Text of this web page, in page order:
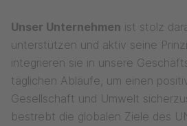
Unser Unternehmen ist stolz
unterstützen und aktiv seine
integrieren sie in unsere
täglichen Abläufe, um einen
Gesellschaft und Umwelt
bestrebt die globalen Ziele des